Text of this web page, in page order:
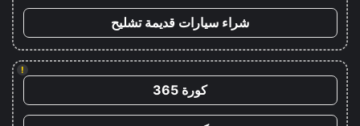
شراء سيارات قديمة تشليح
!
كورة 365